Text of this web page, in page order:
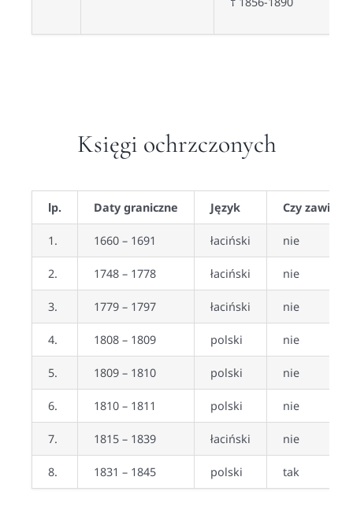
Księgi ochrzczonych
lp. Daty graniczne Język Czy
1. 1660 – 1691 łaciński nie
2. 1748 – 1778 łaciński nie
3. 1779 – 1797 łaciński nie
4. 1808 – 1809 polski nie
5. 1809 – 1810 polski nie
6. 1810 – 1811 polski nie
7. 1815 – 1839 łaciński nie
8. 1831 – 1845 polski tak